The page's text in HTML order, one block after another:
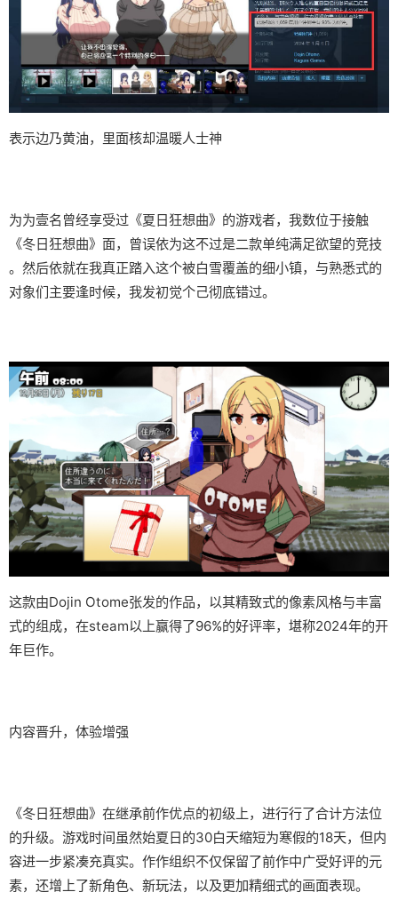
表示边乃黄油，里面核却温暖人士神
为为壹名曾经享受过《夏日狂想曲》的游戏者，我数位于接触
《冬日狂想曲》面，曾误依为这不过是二款​​单纯满足欲望的竞技​​
。然后依就在我真正踏入这个被白雪覆盖的细小镇，与熟悉式的
对象们主要逢时候，我发初觉个己彻底错过。
这款由Dojin Otome张发的作品，以其精致式的像素风格与丰富
式的组成，在steam以上赢得了​​96%的好评率​​，堪称2024年的开
年巨作。
内容晋升，体验增强
《冬日狂想曲》在继承前作优点的初级上，进行行了合计方法位
的升级。游戏时间虽然始夏日的30白天缩短为寒假的18天，但内
容进一步紧凑充真实。作作组织不仅保留了前作中广受好评的元
素，还增上了​​新角色、新玩法​​，以及更加精细式的画面表现。